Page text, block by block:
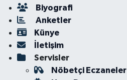
Biyografi
Anketler
Künye
İletişim
Servisler
Nöbetçi Eczaneler